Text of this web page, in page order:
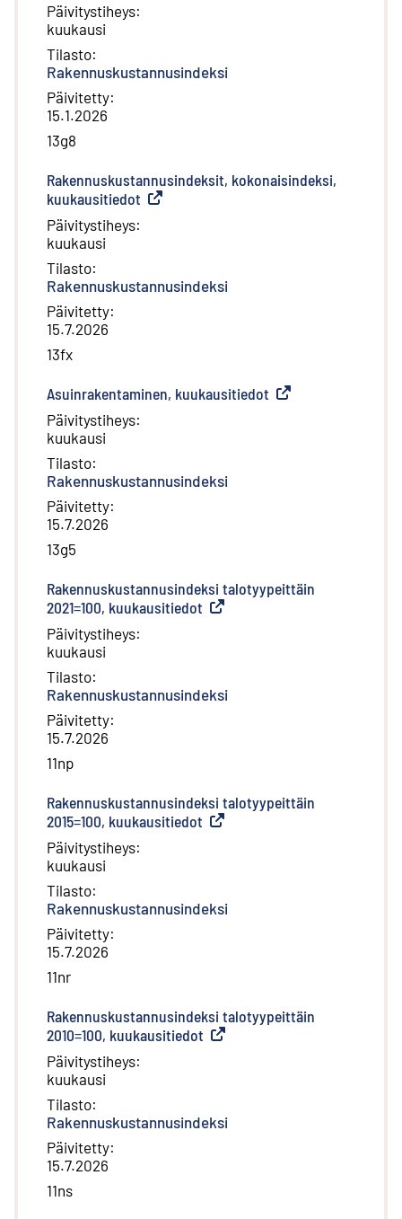
Päivitystiheys:
kuukausi
Tilasto:
Rakennuskustannusindeksi
Päivitetty:
15.1.2026
13g8
Rakennuskustannusindeksit, kokonaisindeksi,
kuukausitiedot Ulkoinen linkki
Päivitystiheys:
kuukausi
Tilasto:
Rakennuskustannusindeksi
Päivitetty:
15.7.2026
13fx
Asuinrakentaminen, kuukausitiedot Ulkoinen linkki
Päivitystiheys:
kuukausi
Tilasto:
Rakennuskustannusindeksi
Päivitetty:
15.7.2026
13g5
Rakennuskustannusindeksi talotyypeittäin
2021=100, kuukausitiedot Ulkoinen linkki
Päivitystiheys:
kuukausi
Tilasto:
Rakennuskustannusindeksi
Päivitetty:
15.7.2026
11np
Rakennuskustannusindeksi talotyypeittäin
2015=100, kuukausitiedot Ulkoinen linkki
Päivitystiheys:
kuukausi
Tilasto:
Rakennuskustannusindeksi
Päivitetty:
15.7.2026
11nr
Rakennuskustannusindeksi talotyypeittäin
2010=100, kuukausitiedot Ulkoinen linkki
Päivitystiheys:
kuukausi
Tilasto:
Rakennuskustannusindeksi
Päivitetty:
15.7.2026
11ns